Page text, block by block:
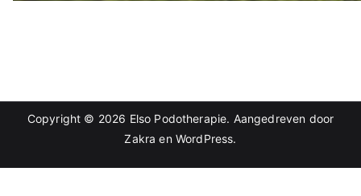
Copyright © 2026 Elso Podotherapie. Aangedreven door
Zakra en WordPress.